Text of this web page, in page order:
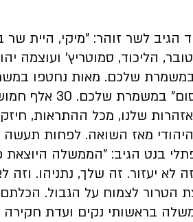
1,200 נרצחו במשמרת שלכם. מאות
אנחנו קמים
שלנו, מכל ההתראות,
מאז השואה. לפחות
בנט הגיב: "הממשלה היוצאת
לצמוח על הגבול. הכלתם
בראשותי נקים ועדת